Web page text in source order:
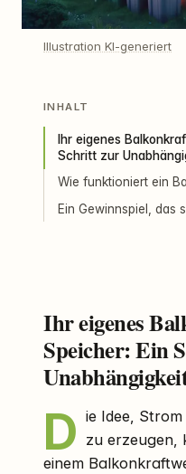
Illustration KI-generiert
INHALT
Ihr eigenes
Schritt zur
Wie funktioniert ein
Ein Gewinnspiel, das
Ihr eigenes
Speicher: Ein
D ie Idee,
zu erzeugen,
einem